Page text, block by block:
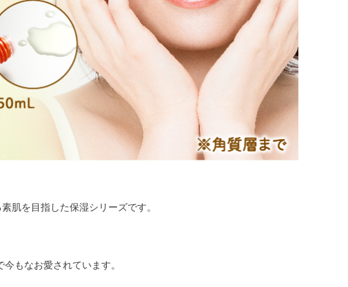
肌を目指した保湿シリーズです。
もなお愛されています。